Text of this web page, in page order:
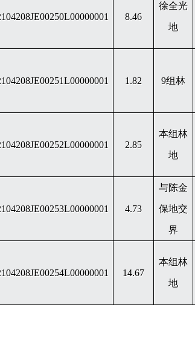
8.46
徐全光
地
1.82 9组林
2.85
本组林
地
4.73
与陈金
保地交
界
14.67
本组林
地